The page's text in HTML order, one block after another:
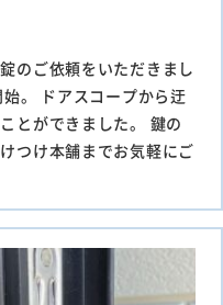
のご依頼をいただきまし
。 ドアスコープから迂
とができました。 鍵の
つけ本舗までお気軽にご